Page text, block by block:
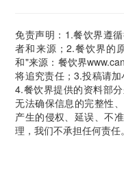
免责声明：1.餐饮界遵
者和来源；2.餐饮界的
和"来源：餐饮界
将追究责任；3.投稿请加
4.餐饮界提供的资料部
无法确保信息的完整性
产生的侵权、延误、不
理，我们不承担任何责任。